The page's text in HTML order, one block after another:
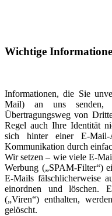
Wichtige
Informationen, die Sie
Mail) an uns senden,
Übertragungsweg von
Regel auch Ihre Identität
sich hinter einer E-Mail-
Kommunikation durch
Wir setzen – wie viele E-
Werbung („SPAM-Filter“)
E-Mails fälschlicherweise
einordnen und löschen.
(„Viren“) enthalten,
gelöscht.